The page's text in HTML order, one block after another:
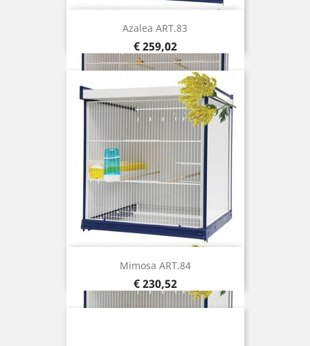
Azalea ART.83
Prijs
€ 259,02
Mimosa ART.84
Prijs
€ 230,52